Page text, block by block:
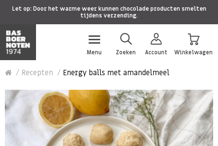
Let op: Door het warme weer kunnen chocolade producten smelten
tijdens verzending.
Menu Zoeken Account Winkelwagen
Recepten Energy balls met amandelmeel